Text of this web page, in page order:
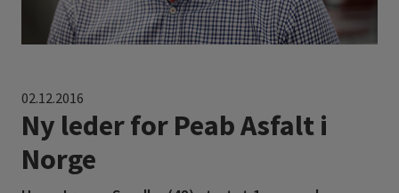
02.12.2016
Ny leder for Peab Asfalt i
Norge